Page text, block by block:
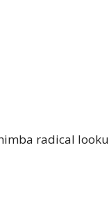
radical